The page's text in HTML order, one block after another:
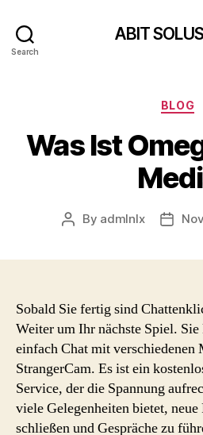
Search
ABIT
BLOG
Was Ist
Post
By admlnlx
Post
Sobald Sie fertig sind
Weiter um Ihr nächste Spiel.
einfach Chat mit verschiedenen
StrangerCam. Es ist ein
Service, der die Spannung
viele Gelegenheiten bietet,
schließen und Gespräche zu